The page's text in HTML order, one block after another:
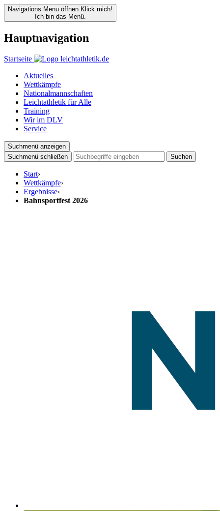
Navigations Menu öffnen Klick mich!
Ich bin das Menü.
Hauptnavigation
Startseite
Aktuelles
Wettkämpfe
Nationalmannschaften
Leichtathletik für Alle
Training
Wir im DLV
Service
Suchmenü anzeigen
Suchmenü schließen
Suchen
Start›
Wettkämpfe›
Ergebnisse›
Bahnsportfest 2026